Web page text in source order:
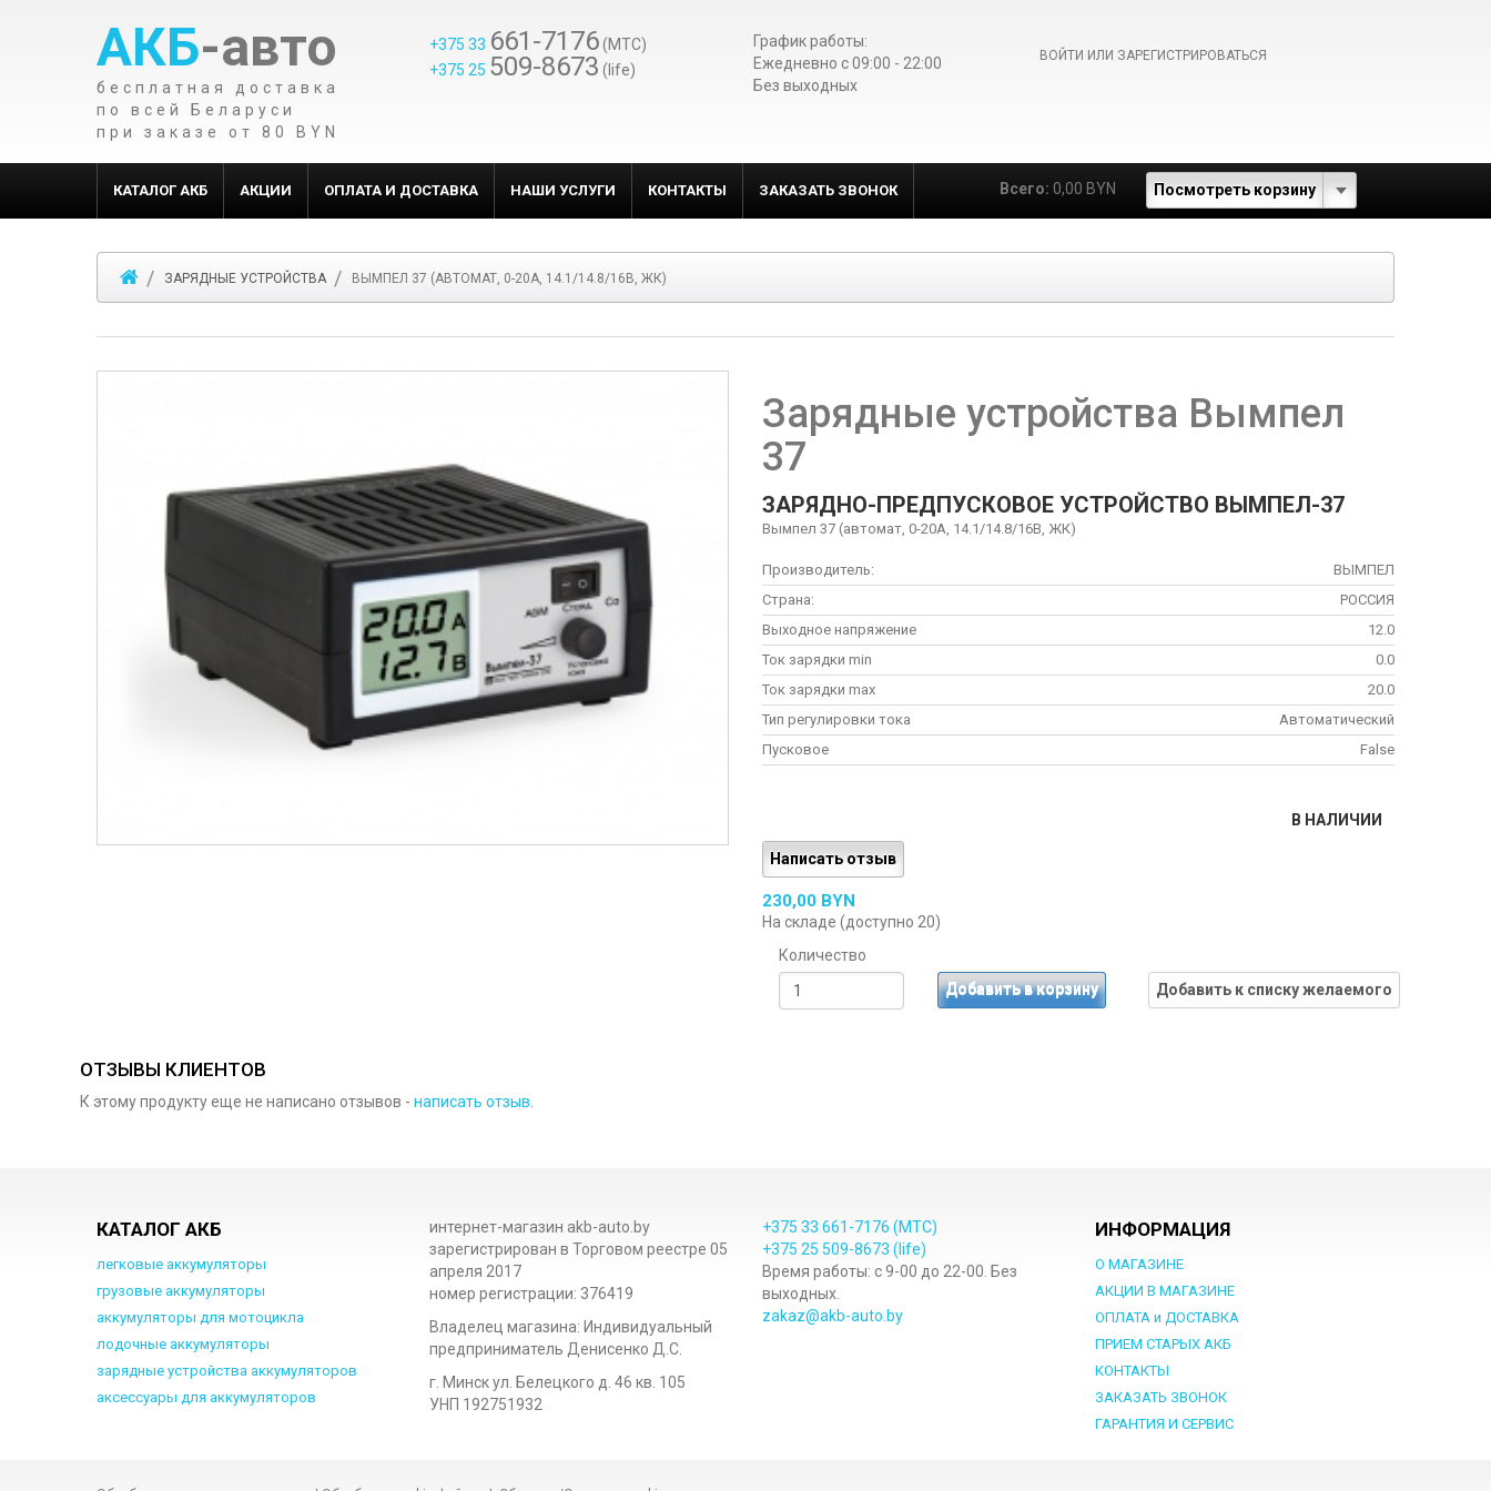
АКБ-авто
бесплатная доставка
по всей Беларуси
при заказе от 80 BYN
+375 33 661-7176(МТС)
+375 25 509-8673 (life)
График работы:
Ежедневно c 09:00 - 22:00
Без выходных
ВОЙТИ ИЛИ ЗАРЕГИСТРИРОВАТЬСЯ
КАТАЛОГ АКБ АКЦИИ ОПЛАТА И ДОСТАВКА НАШИ УСЛУГИ КОНТАКТЫ ЗАКАЗАТЬ ЗВОНОК Всего: 0,00 BYN Посмотреть корзину
ЗАРЯДНЫЕ УСТРОЙСТВА ВЫМПЕЛ 37 (АВТОМАТ, 0-20А, 14.1/14.8/16В, ЖК)
Зарядные устройства Вымпел
37
ЗАРЯДНО-ПРЕДПУСКОВОЕ УСТРОЙСТВО ВЫМПЕЛ-37
Вымпел 37 (автомат, 0-20А, 14.1/14.8/16В, ЖК)
Производитель:
ВЫМПЕЛ
Страна:
РОССИЯ
Выходное напряжение
12.0
Ток зарядки min
0.0
Ток зарядки max
20.0
Тип регулировки тока
Автоматический
Пусковое
False
В НАЛИЧИИ
Написать отзыв
230,00 BYN
На складе (доступно 20)
Количество
Добавить в корзину
Добавить к списку желаемого
ОТЗЫВЫ КЛИЕНТОВ
К этому продукту еще не написано отзывов - написать отзыв.
КАТАЛОГ АКБ
легковые аккумуляторы
грузовые аккумуляторы
аккумуляторы для мотоцикла
лодочные аккумуляторы
зарядные устройства аккумуляторов
аксессуары для аккумуляторов
интернет-магазин akb-auto.by
зарегистрирован в Торговом реестре 05
апреля 2017
номер регистрации: 376419
Владелец магазина: Индивидуальный
предприниматель Денисенко Д.С.
г. Минск ул. Белецкого д. 46 кв. 105
УНП 192751932
+375 33 661-7176 (МТС)
+375 25 509-8673 (life)
Время работы: с 9-00 до 22-00. Без
выходных.
zakaz@akb-auto.by
ИНФОРМАЦИЯ
О МАГАЗИНЕ
АКЦИИ В МАГАЗИНЕ
ОПЛАТА и ДОСТАВКА
ПРИЕМ СТАРЫХ АКБ
КОНТАКТЫ
ЗАКАЗАТЬ ЗВОНОК
ГАРАНТИЯ И СЕРВИС